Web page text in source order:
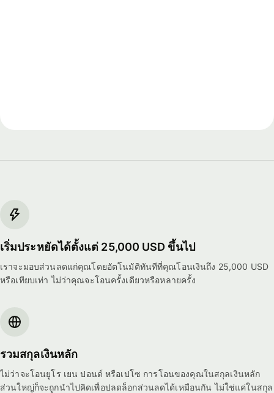
เริ่มประหยัดได้ตั้งแต่ 25,000 USD ขึ้นไป
เราจะมอบส่วนลดแก่คุณโดยอัตโนมัติทันทีที่คุณโอนเงินถึง 25,000 USD
หรือเทียบเท่า ไม่ว่าคุณจะโอนครั้งเดียวหรือหลายครั้ง
รวมสกุลเงินหลัก
ไม่ว่าจะโอนยูโร เยน ปอนด์ หรือเปโซ การโอนของคุณในสกุลเงินหลัก
ส่วนใหญ่ก็จะถูกนำไปคิดเพื่อปลดล็อกส่วนลดได้เหมือนกัน ไม่ใช่แค่ในสกุล